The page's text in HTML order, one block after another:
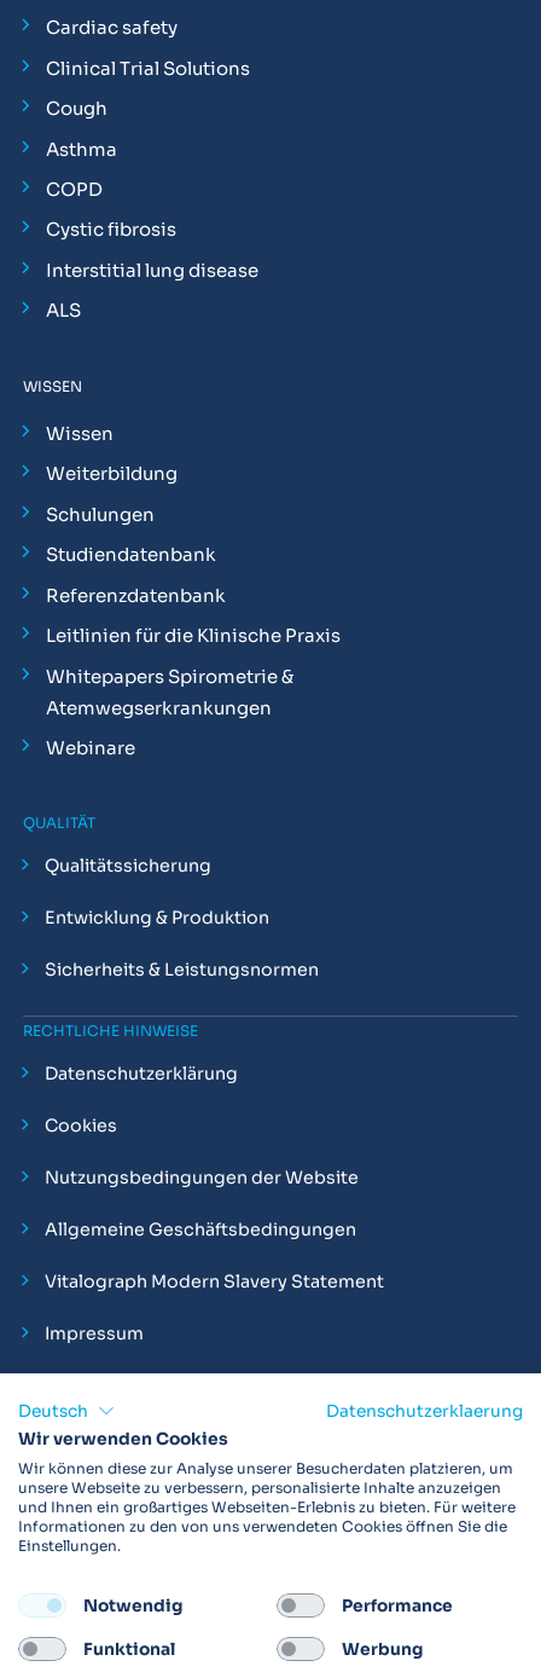
Cardiac safety
Clinical Trial Solutions
Cough
Asthma
COPD
Cystic fibrosis
Interstitial lung disease
ALS
WISSEN
Wissen
Weiterbildung
Schulungen
Studiendatenbank
Referenzdatenbank
Leitlinien für die Klinische Praxis
Whitepapers Spirometrie &
Atemwegserkrankungen
Webinare
QUALITÄT
Qualitätssicherung
Entwicklung & Produktion
Sicherheits & Leistungsnormen
RECHTLICHE HINWEISE
Datenschutzerklärung
Cookies
Nutzungsbedingungen der Website
Allgemeine Geschäftsbedingungen
Vitalograph Modern Slavery Statement
Impressum
Vitalograph ist ein internationaler Hersteller von Spirometern,
EKGs und Bakterien-Viren-Filtern zur sicheren
Lungenfunktionsdiagnostik. Darüber hinaus sind wir weltweit
als Technologie- und Service-Provider für klinische
FOLLOW
Deutsch
Datenschutzerklaerung
Wir verwenden Cookies
Wir können diese zur Analyse unserer Besucherdaten platzieren, um
unsere Webseite zu verbessern, personalisierte Inhalte anzuzeigen
und Ihnen ein großartiges Webseiten-Erlebnis zu bieten. Für weitere
Informationen zu den von uns verwendeten Cookies öffnen Sie die
Einstellungen.
Notwendig Performance
Funktional Werbung